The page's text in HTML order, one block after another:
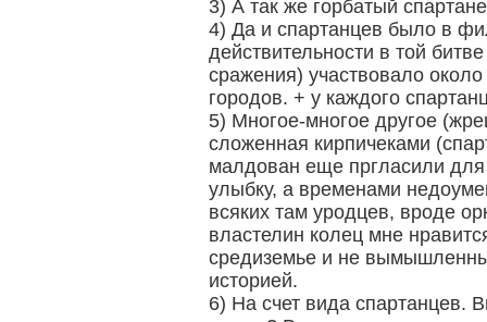
3) А так же горбатый
4) Да и спартанцев было в
действительности в той
сражения) участвовало
городов. + у каждого
5) Многое-многое другое
сложенная кирпичеками
малдован еще пргласили
улыбку, а временами
всяких там уродцев, вроде
властелин колец мне
средиземье и не
историей.
6) На счет вида спартанцев.